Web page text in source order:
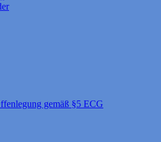
gemäß §5 ECG